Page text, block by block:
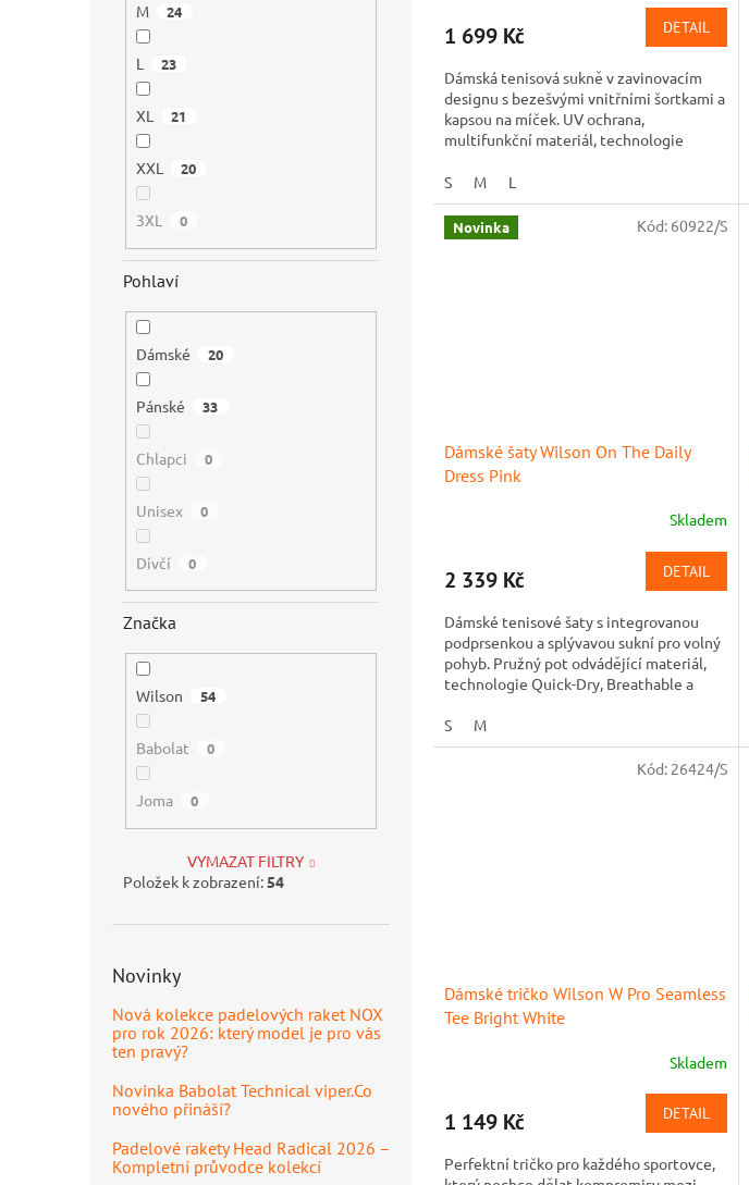
M 24
L 23
XL 21
XXL 20
3XL 0
Pohlaví
Dámské 20
Pánské 33
Chlapci 0
Unisex 0
Dívčí 0
Značka
Wilson 54
Babolat 0
Joma 0
VYMAZAT FILTRY
Položek k zobrazení:54
Novinky
Nová kolekce padelových raket NOX
pro rok 2026: který model je pro vás
ten pravý?
Novinka Babolat Technical viper.Co
nového přináší?
Padelové rakety Head Radical 2026 –
Kompletní průvodce kolekcí
1 699 Kč DETAIL
Dámská tenisová sukně v zavinovacím
designu s bezešvými vnitřními šortkami a
kapsou na míček. UV ochrana,
multifunkční materiál, technologie
S
M L
Novinka
Dámské šaty Wilson On The Daily
Dress Pink
Skladem
2 339 Kč DETAIL
Dámské tenisové šaty s integrovanou
podprsenkou a splývavou sukní pro volný
pohyb. Pružný pot odvádějící materiál,
technologie Quick-Dry, Breathable a
S
M
Kód: 60922/S
Dámské tričko Wilson W Pro Seamless
Tee Bright White
Skladem
1 149 Kč DETAIL
Perfektní tričko pro každého sportovce,
Kód: 26424/S